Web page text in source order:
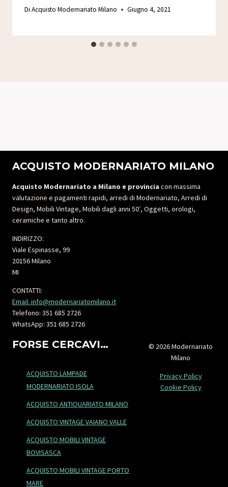
Di Acquisto Modernariato Milano Giugno 4, 2021
ACQUISTO MODERNARIATO MILANO
Acquisto Modernariato a Milano e provincia con massima
valutazione e pagamenti rapidi, arredi di Modernariato, Arredi di
Design, Mobili Vintage, Mobili dagli anni 50′, Oggetti, orologi,
ceramiche e tanto altro.
INDIRIZZO:
Viale Espinasse, 99
20156 Milano
MI
CONTATTI:
Email: info@modernariatomilano.it
Telefono: 351 685 2726
WhatsApp: 351 685 2726
FORSE CERCAVI…
ACQUISTO LAMPADE
MODERNARIATO ISOLA
ACQUISTO ANTIQUARIATO MILANO
ACQUISTO VINTAGE VAIANO VALLE
ACQUISTO MOBILI VINTAGE
BOVISASCA
ACQUISTO MOBILI VINTAGE PORTO
MARE
© 2026 Modernariato
Milano
Privacy Policy
Cookie Policy